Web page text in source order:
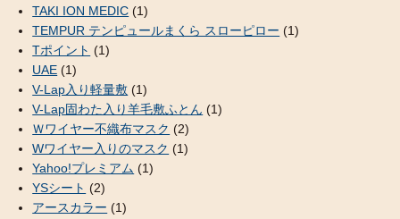
TAKI ION MEDIC (1)
TEMPUR テンピュールまくら スローピロー (1)
Tポイント (1)
UAE (1)
V-Lap入り軽量敷 (1)
V-Lap固わた入り羊毛敷ふとん (1)
Ｗワイヤー不織布マスク (2)
Wワイヤー入りのマスク (1)
Yahoo!プレミアム (1)
YSシート (2)
アースカラー (1)